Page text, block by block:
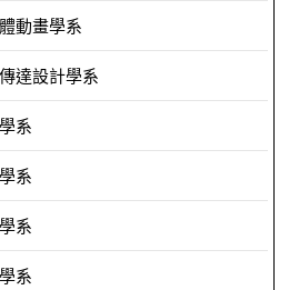
動畫學系
達設計學系
系
系
系
系